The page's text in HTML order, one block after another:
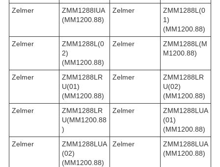
Zelmer
ZMM1288IUA
(MM1200.88)
Zelmer
ZMM1288L(0
1)
(MM1200.88)
Zelmer
ZMM1288L(0
2)
(MM1200.88)
Zelmer
ZMM1288L(M
M1200.88)
Zelmer
ZMM1288LR
U(01)
(MM1200.88)
Zelmer
ZMM1288LR
U(02)
(MM1200.88)
Zelmer
ZMM1288LR
U(MM1200.88
)
Zelmer
ZMM1288LUA
(01)
(MM1200.88)
Zelmer
ZMM1288LUA
(02)
(MM1200.88)
Zelmer
ZMM1288LUA
(MM1200.88)